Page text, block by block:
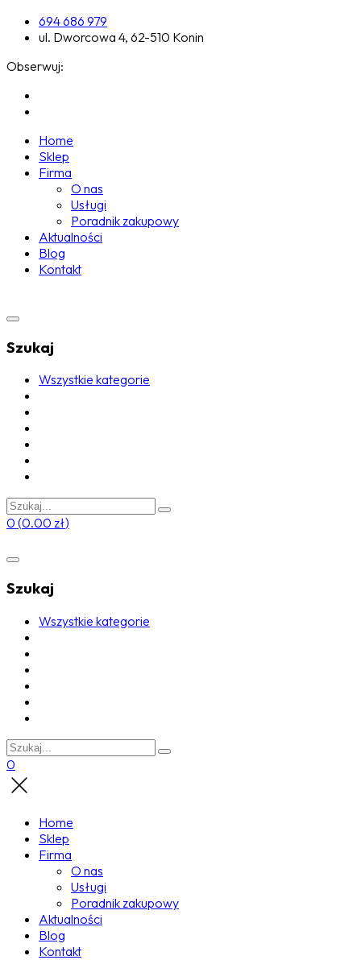
694 686 979
ul. Dworcowa 4, 62-510 Konin
Obserwuj:
Home
Sklep
Firma
O nas
Usługi
Poradnik zakupowy
Aktualności
Blog
Kontakt
Szukaj
Wszystkie kategorie
0 (0.00 zł)
Szukaj
Wszystkie kategorie
0
Home
Sklep
Firma
O nas
Usługi
Poradnik zakupowy
Aktualności
Blog
Kontakt